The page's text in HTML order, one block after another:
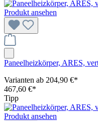
Produkt ansehen
Paneelheizkörper, ARES,
Varianten ab 204,90 €*
467,60 €*
Tipp
Produkt ansehen